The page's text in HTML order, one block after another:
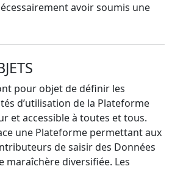
avoir soumis une
pour objet de définir les
d’utilisation de la Plateforme
et accessible à toutes et tous.
une Plateforme permettant aux
de saisir des Données
maraîchère diversifiée. Les